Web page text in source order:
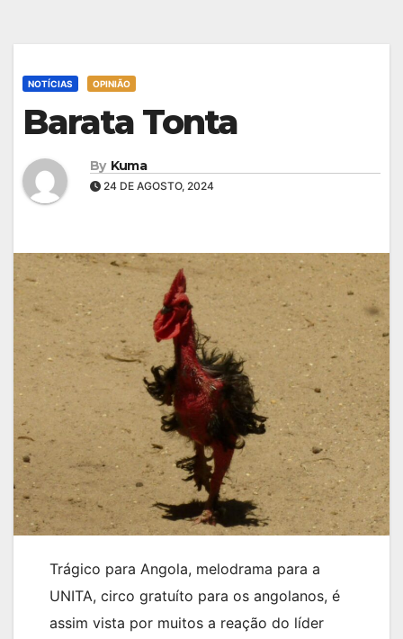
NOTÍCIAS OPINIÃO
Barata Tonta
By Kuma
24 DE AGOSTO, 2024
Trágico para Angola, melodrama para a
UNITA, circo gratuíto para os angolanos, é
assim vista por muitos a reação do líder